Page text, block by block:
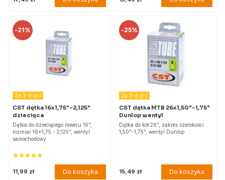
-21%
Za 3-4 dni
CST dętka 16x1,75"-2,125"
dziecięca
Dętka do dziecięcego roweru 16",
rozmiar 16x1,75 - 2,125", wentyl
samochodowy.
11,99 zł Do koszyka
-25%
Za 3-4 dni
CST dętka MTB 26x1,50"-1,75"
Dunlop wentyl
Dętka do kół 26", zakres szerokości
1,50"-1,75", wentyl Dunlop
15,49 zł Do koszyka